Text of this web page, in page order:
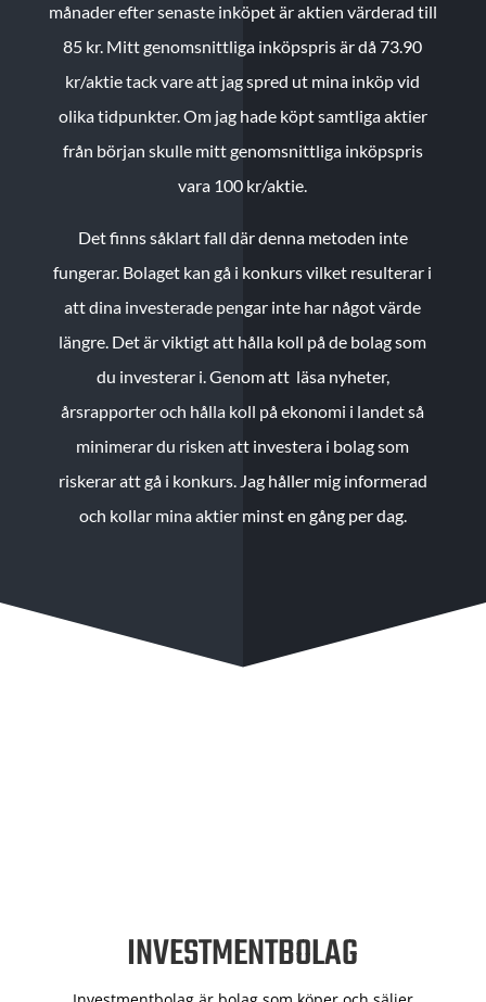
månader efter senaste inköpet är aktien värderad till
85 kr. Mitt genomsnittliga inköpspris är då 73.90
kr/aktie tack vare att jag spred ut mina inköp vid
olika tidpunkter. Om jag hade köpt samtliga aktier
från början skulle mitt genomsnittliga inköpspris
vara 100 kr/aktie.
Det finns såklart fall där denna metoden inte
fungerar. Bolaget kan gå i konkurs vilket resulterar i
att dina investerade pengar inte har något värde
längre. Det är viktigt att hålla koll på de bolag som
du investerar i. Genom att läsa nyheter,
årsrapporter och hålla koll på ekonomi i landet så
minimerar du risken att investera i bolag som
riskerar att gå i konkurs. Jag håller mig informerad
och kollar mina aktier minst en gång per dag.
INVESTMENTBOLAG